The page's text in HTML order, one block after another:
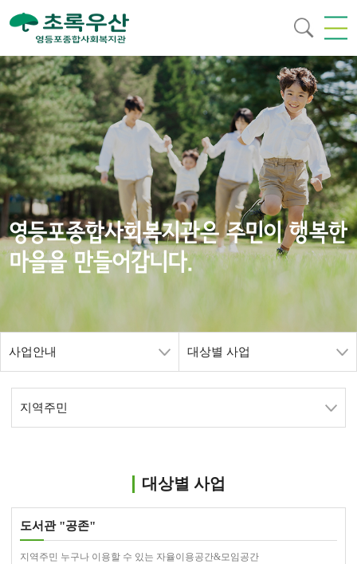
영등포종합사회복지관은 주민이 행복한
마을을 만들어갑니다.
사업안내 대상별 사업
지역주민
대상별 사업
도서관 "공존"
지역주민 누구나 이용할 수 있는 자율이용공간&모임공간